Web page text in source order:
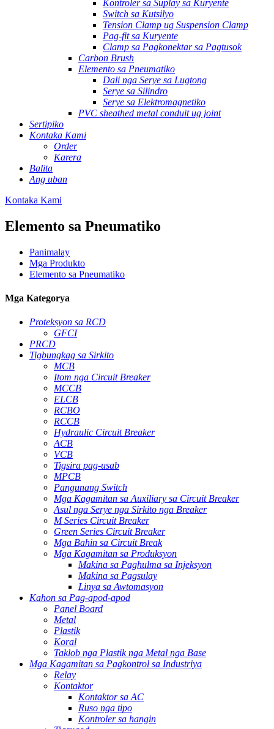
Kontroler sa Suplay sa Kuryente
Switch sa Kutsilyo
Tension Clamp ug Suspension Clamp
Pag-fit sa Kuryente
Clamp sa Pagkonektar sa Pagtusok
Carbon Brush
Elemento sa Pneumatiko
Dali nga Serye sa Lugtong
Serye sa Silindro
Serye sa Elektromagnetiko
PVC sheathed metal conduit ug joint
Sertipiko
Kontaka Kami
Order
Karera
Balita
Ang uban
Kontaka Kami
Elemento sa Pneumatiko
Panimalay
Mga Produkto
Elemento sa Pneumatiko
Mga Kategorya
Proteksyon sa RCD
GFCI
PRCD
Tigbungkag sa Sirkito
MCB
Itom nga Circuit Breaker
MCCB
ELCB
RCBO
RCCB
Hydraulic Circuit Breaker
ACB
VCB
Tigsira pag-usab
MPCB
Pangunang Switch
Mga Kagamitan sa Auxiliary sa Circuit Breaker
Asul nga Serye nga Sirkito nga Breaker
M Series Circuit Breaker
Green Series Circuit Breaker
Mga Bahin sa Circuit Break
Mga Kagamitan sa Produksyon
Makina sa Paghulma sa Injeksyon
Makina sa Pagsulay
Linya sa Awtomasyon
Kahon sa Pag-apod-apod
Panel Board
Metal
Plastik
Koral
Taklob nga Plastik nga Metal nga Base
Mga Kagamitan sa Pagkontrol sa Industriya
Relay
Kontaktor
Kontaktor sa AC
Ruso nga tipo
Kontroler sa hangin